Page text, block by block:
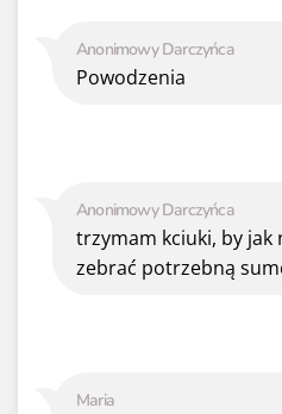
Maria
Anonimowy Darczyńca
trzymam kciuki, by jak
zebrać potrzebną
Anonimowy Darczyńca
Powodzenia